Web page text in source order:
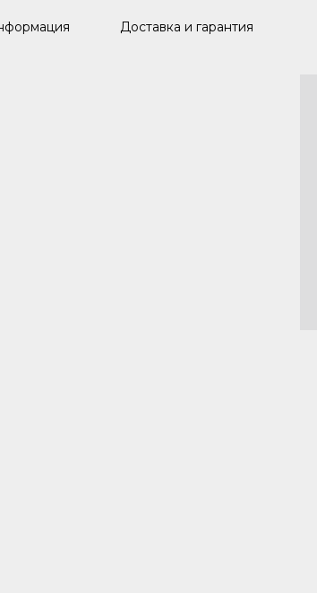
Доставка и гарантия